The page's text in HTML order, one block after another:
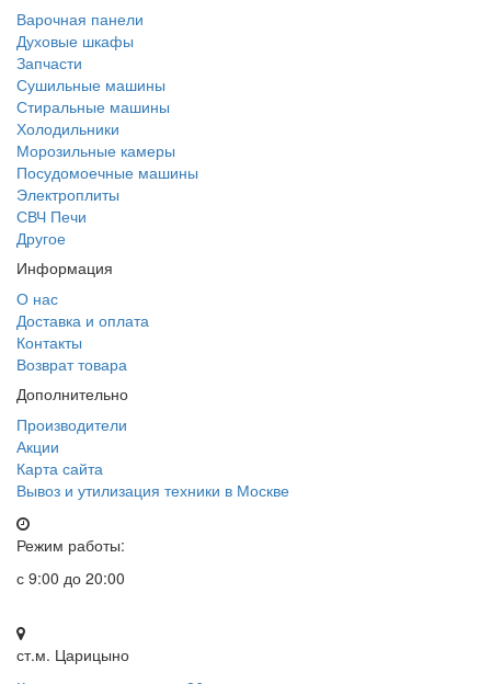
Варочная панели
Духовые шкафы
Запчасти
Сушильные машины
Стиральные машины
Холодильники
Морозильные камеры
Посудомоечные машины
Электроплиты
СВЧ Печи
Другое
Информация
О нас
Доставка и оплата
Контакты
Возврат товара
Дополнительно
Производители
Акции
Карта сайта
Вывоз и утилизация техники в Москве
Режим работы:
с 9:00 до 20:00
ст.м. Царицыно